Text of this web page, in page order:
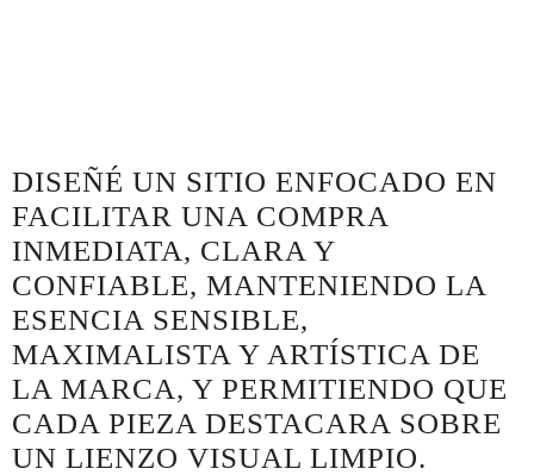
DISEÑÉ UN SITIO ENFOCADO EN
FACILITAR UNA COMPRA
INMEDIATA, CLARA Y
CONFIABLE, MANTENIENDO LA
ESENCIA SENSIBLE,
MAXIMALISTA Y ARTÍSTICA DE
LA MARCA, Y PERMITIENDO QUE
CADA PIEZA DESTACARA SOBRE
UN LIENZO VISUAL LIMPIO.